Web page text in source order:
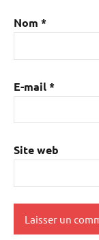
Nom *
E-mail*
Site web